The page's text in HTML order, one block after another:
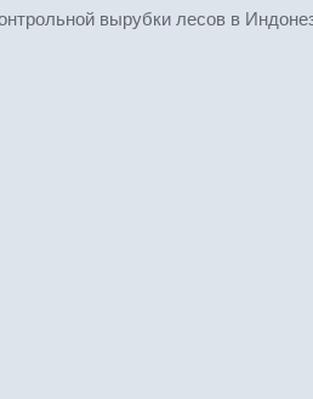
вырубки лесов в